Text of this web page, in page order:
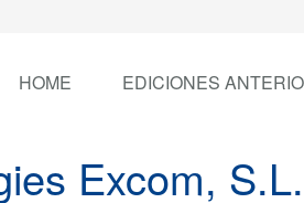
HOME EDICIONES
Excom, S.L.